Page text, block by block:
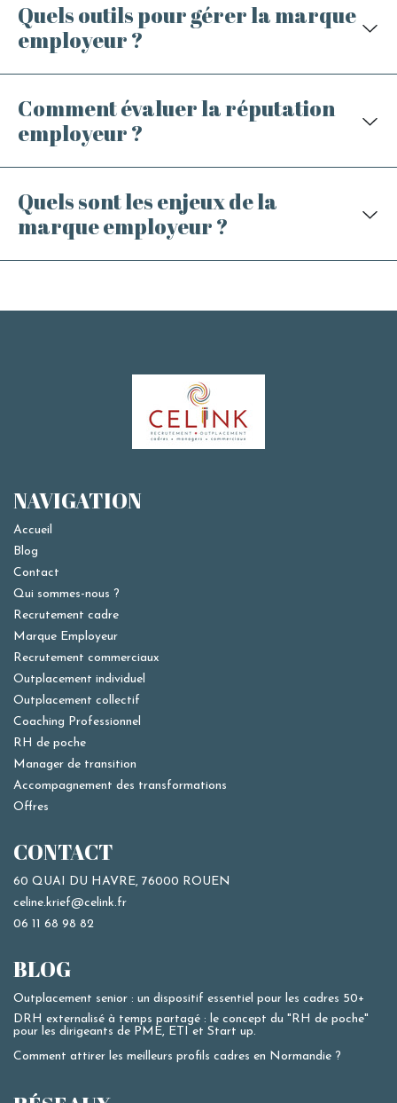
Quels outils pour gérer la marque
employeur ?
Comment évaluer la réputation
employeur ?
Quels sont les enjeux de la
marque employeur ?
NAVIGATION
Accueil
Blog
Contact
Qui sommes-nous ?
Recrutement cadre
Marque Employeur
Recrutement commerciaux
Outplacement individuel
Outplacement collectif
Coaching Professionnel
RH de poche
Manager de transition
Accompagnement des transformations
Offres
CONTACT
60 QUAI DU HAVRE, 76000 ROUEN
celine.krief@celink.fr
06 11 68 98 82
BLOG
Outplacement senior : un dispositif essentiel pour les cadres 50+
DRH externalisé à temps partagé : le concept du "RH de poche"
pour les dirigeants de PME, ETI et Start up.
Comment attirer les meilleurs profils cadres en Normandie ?